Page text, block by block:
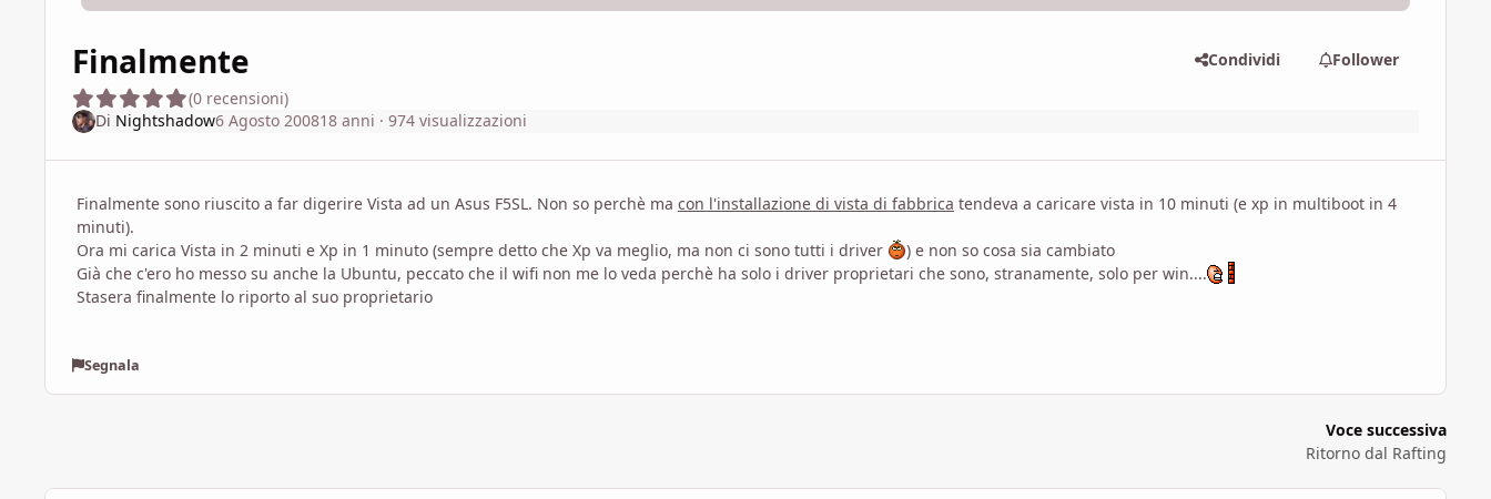
Finalmente
(0 recensioni)
Condividi Follower
Di Nightshadow6 Agosto 200818 anni · 974 visualizzazioni
Finalmente sono riuscito a far digerire Vista ad un Asus F5SL. Non so perchè ma con l'installazione di vista di fabbrica tendeva a caricare vista in 10 minuti (e xp in multiboot in 4
minuti).
Ora mi carica Vista in 2 minuti e Xp in 1 minuto (sempre detto che Xp va meglio, ma non ci sono tutti i driver
) e non so cosa sia cambiato
Già che c'ero ho messo su anche la Ubuntu, peccato che il wifi non me lo veda perchè ha solo i driver proprietari che sono, stranamente, solo per win....
Stasera finalmente lo riporto al suo proprietario
Segnala
Voce successiva
Ritorno dal Rafting